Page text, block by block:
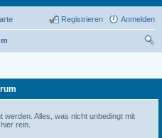
Anmelden
Registrieren
Alles, was nicht unbedingt mit
rein.